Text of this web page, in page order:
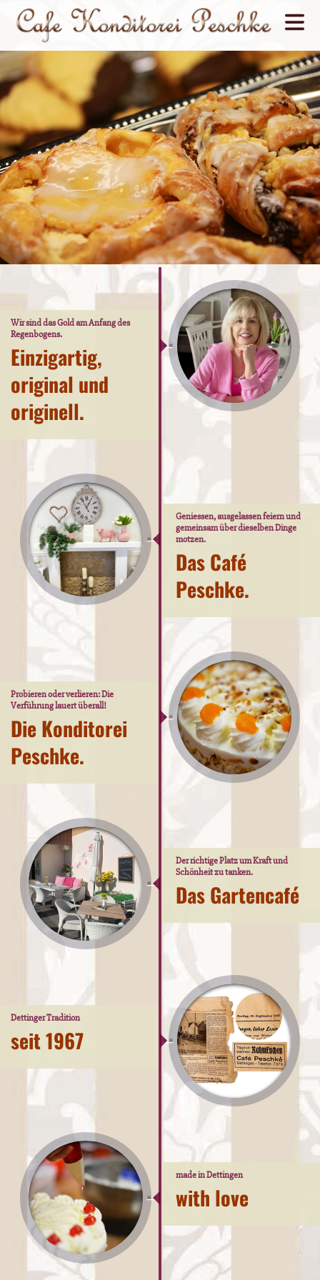
Cafe
Konditorei
Kuchen
&
Torten
Öffnungszeiten
Kontakt
Datenschutz
Wir sind das Gold am Anfang des
Regenbogens.
Einzigartig,
original und
originell.
Geniessen, ausgelassen feiern und
gemeinsam über dieselben Dinge
motzen.
Das Café
Peschke.
Probieren oder verlieren: Die
Verführung lauert überall!
Die Konditorei
Peschke.
Der richtige Platz um Kraft und
Schönheit zu tanken.
Das Gartencafé
Dettinger Tradition
seit 1967
made in Dettingen
with love